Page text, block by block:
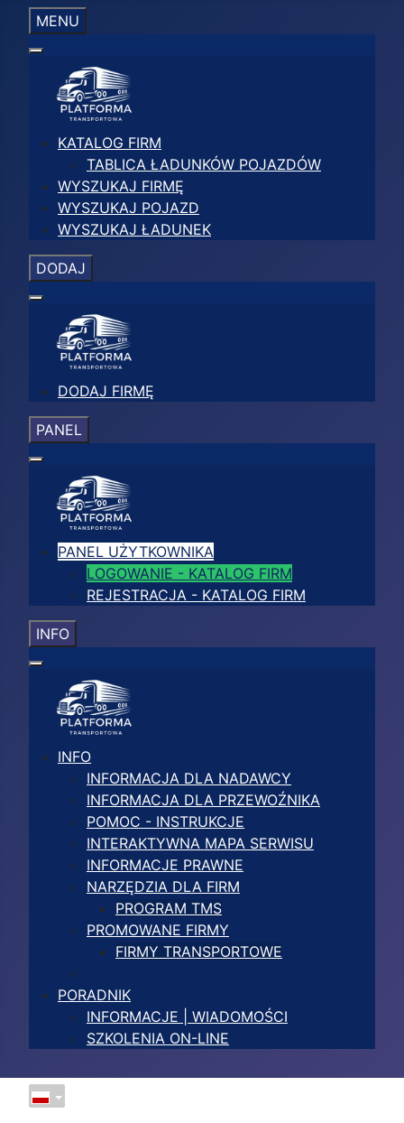
MENU
KATALOG FIRM
TABLICA ŁADUNKÓW POJAZDÓW
WYSZUKAJ FIRMĘ
WYSZUKAJ POJAZD
WYSZUKAJ ŁADUNEK
DODAJ
DODAJ FIRMĘ
PANEL
PANEL UŻYTKOWNIKA
LOGOWANIE - KATALOG FIRM
REJESTRACJA - KATALOG FIRM
INFO
INFO
INFORMACJA DLA NADAWCY
INFORMACJA DLA PRZEWOŹNIKA
POMOC - INSTRUKCJE
INTERAKTYWNA MAPA SERWISU
INFORMACJE PRAWNE
NARZĘDZIA DLA FIRM
PROGRAM TMS
PROMOWANE FIRMY
FIRMY TRANSPORTOWE
PORADNIK
INFORMACJE | WIADOMOŚCI
SZKOLENIA ON-LINE